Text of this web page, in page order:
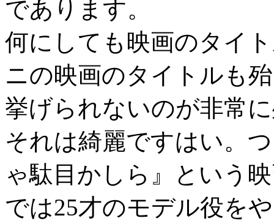
であります。
何にしても映画のタイ
ニの映画のタイトルも
挙げられないのが非常
それは綺麗ですはい。
ゃ駄目かしら』という
では25才のモデル役を